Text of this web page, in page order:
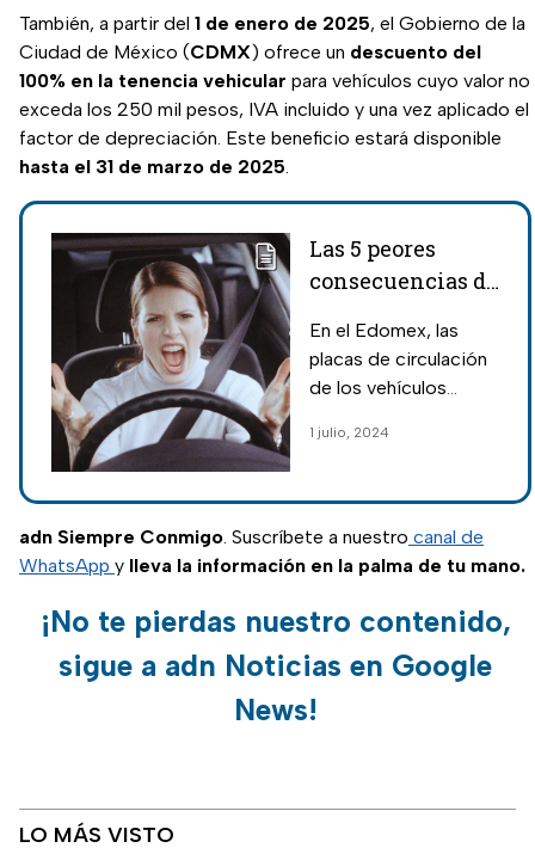
También, a partir del 1 de enero de 2025, el Gobierno de la
Ciudad de México (CDMX) ofrece un descuento del
100% en la tenencia vehicular para vehículos cuyo valor no
exceda los 250 mil pesos, IVA incluido y una vez aplicado el
factor de depreciación. Este beneficio estará disponible
hasta el 31 de marzo de 2025.
Las 5 peores
consecuencias de
reemplacamiento
Edomex 2024
En el Edomex, las
placas de circulación
de los vehículos
cinco años; pasado
obligatorio realizar el
reemplacamiento
2024.
1 julio, 2024
adn Siempre Conmigo. Suscríbete a nuestro canal de
WhatsApp y lleva la información en la palma de tu mano.
¡No te pierdas nuestro contenido,
sigue a adn Noticias en Google
News!
LO MÁS VISTO